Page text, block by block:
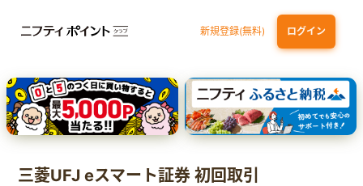
新規登録(無料) ログイン
三井住友カード（NL）オーロラデザイン
【三井住友銀行口座お持ちの方専用】Olive口座切替 P-one Wiz
ライフカードビジネスライトプラス dカード
三菱UFJ eスマート証券 初回取引